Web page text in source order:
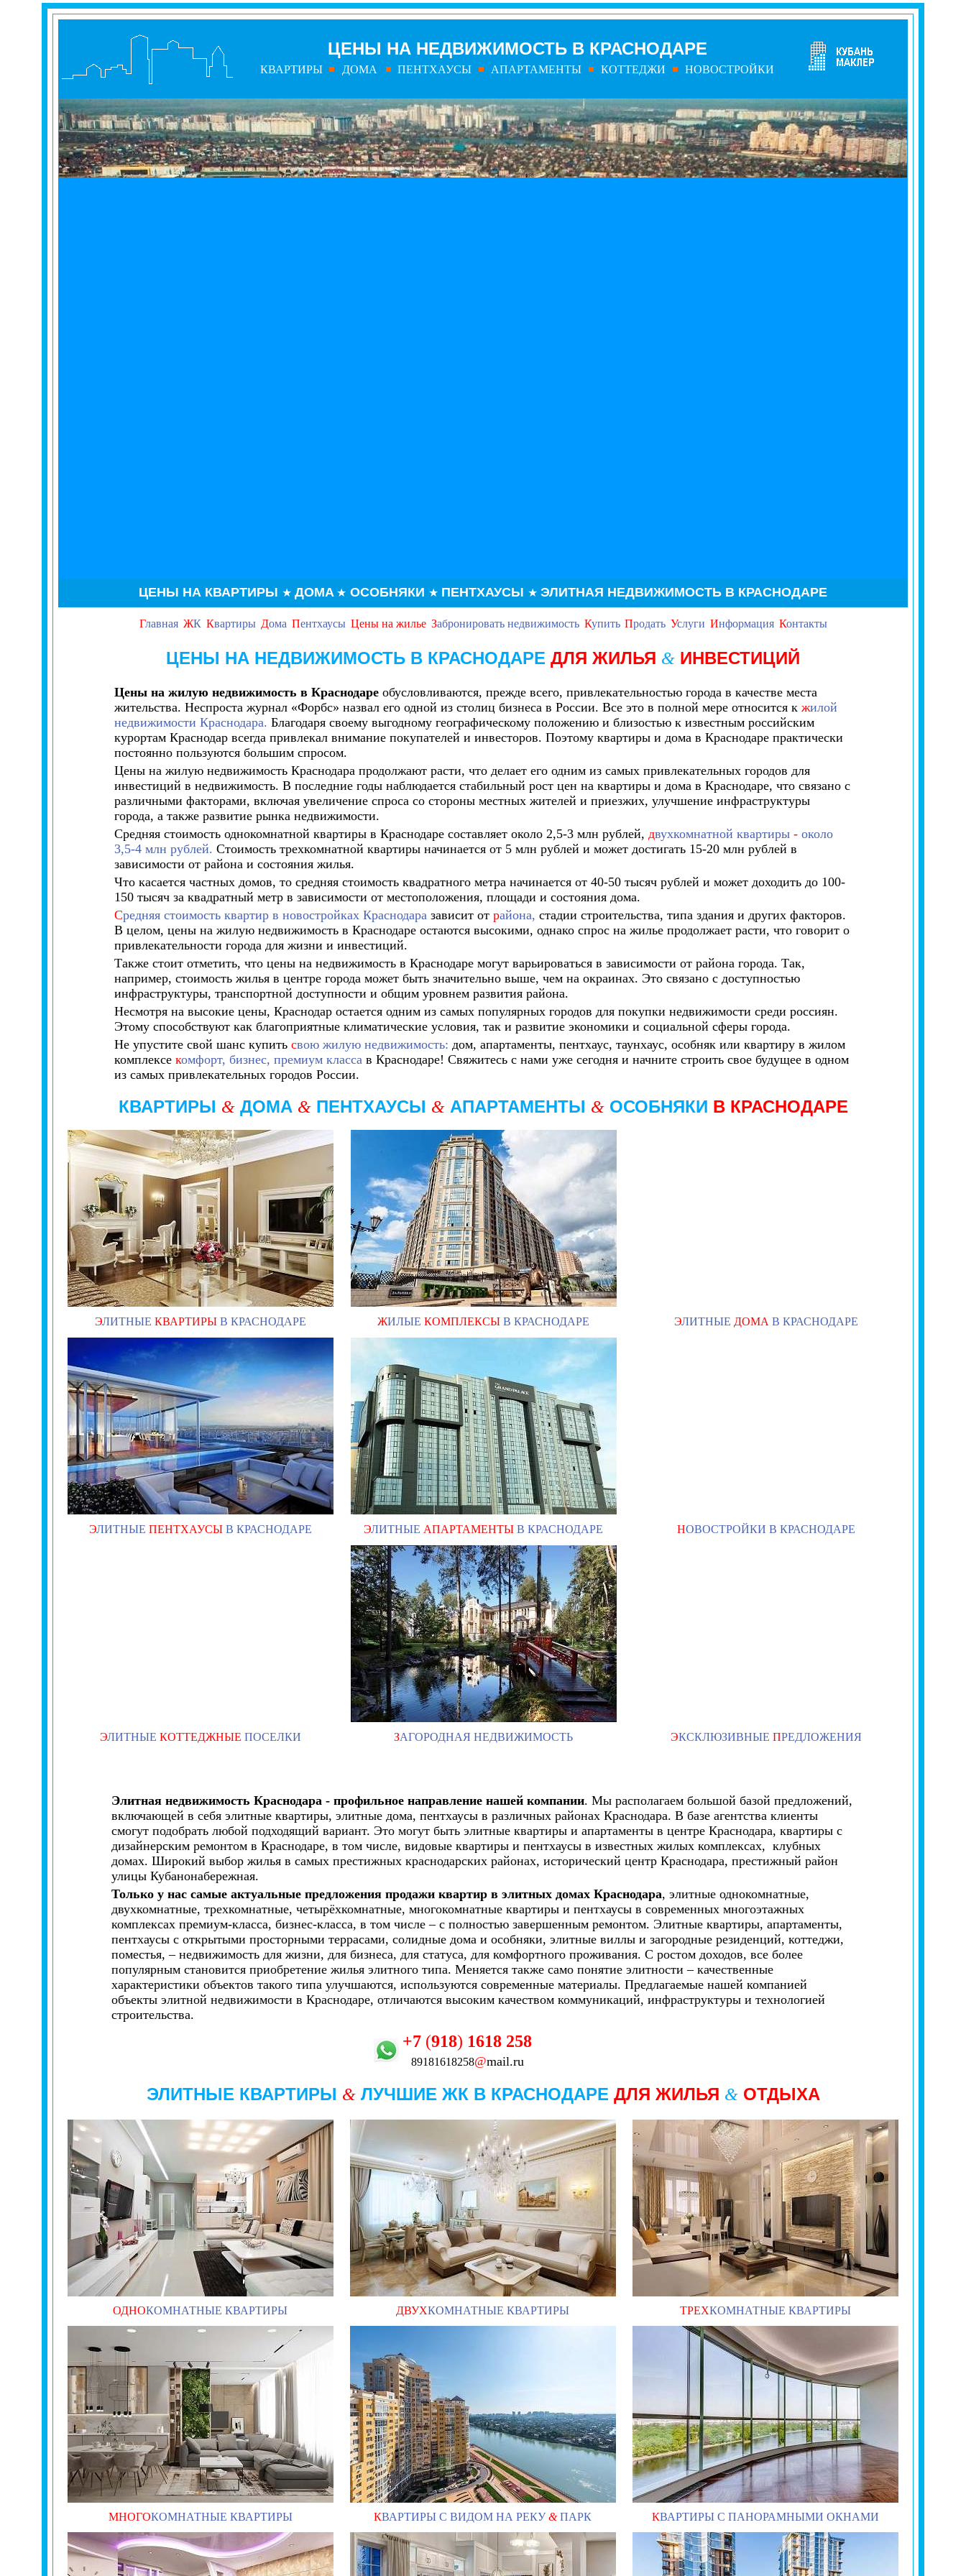
ЦЕНЫ НА НЕДВИЖИМОСТЬ В КРАСНОДАРЕ
КВАРТИРЫ ДОМА ПЕНТХАУСЫ АПАРТАМЕНТЫ КОТТЕДЖИ НОВОСТРОЙКИ
ЦЕНЫ НА КВАРТИРЫ ★ ДОМА ★ ОСОБНЯКИ ★ ПЕНТХАУСЫ ★ ЭЛИТНАЯ НЕДВИЖИМОСТЬ В КРАСНОДАРЕ
Главная ЖК Квартиры Дома Пентхаусы Цены на жилье Забронировать недвижимость Купить Продать Услуги Информация Контакты
ЦЕНЫ НА НЕДВИЖИМОСТЬ В КРАСНОДАРЕ ДЛЯ ЖИЛЬЯ & ИНВЕСТИЦИЙ
Цены на жилую недвижимость в Краснодареобусловливаются, прежде всего, привлекательностью города в качестве места
жительства. Неспроста журнал «Форбс» назвал его одной из столиц бизнеса в России. Все это в полной мере относится к жилой
недвижимости Краснодара. Благодаря своему выгодному географическому положению и близостью к известным российским
курортам Краснодар всегда привлекал внимание покупателей и инвесторов. Поэтому квартиры и дома в Краснодаре практически
постоянно пользуются большим спросом.
Цены на жилую недвижимость Краснодара продолжают расти, что делает его одним из самых привлекательных городов для
инвестиций в недвижимость. В последние годы наблюдается стабильный рост цен на квартиры и дома в Краснодаре, что связано с
различными факторами, включая увеличение спроса со стороны местных жителей и приезжих, улучшение инфраструктуры
города, а также развитие рынка недвижимости.
Средняя стоимость однокомнатной квартиры в Краснодаре составляет около 2,5-3 млн рублей, двухкомнатной квартиры -около
3,5-4 млн рублей. Стоимость трехкомнатной квартиры начинается от 5 млн рублей и может достигать 15-20 млн рублей в
зависимости от района и состояния жилья.
Что касается частных домов, то средняя стоимость квадратного метра начинается от 40-50 тысяч рублей и может доходить до 100-
150 тысяч за квадратный метр в зависимости от местоположения, площади и состояния дома.
Средняя стоимость квартир в новостройках Краснодаразависит от района, стадии строительства, типа здания и других факторов.
В целом, цены на жилую недвижимость в Краснодаре остаются высокими, однако спрос на жилье продолжает расти, что говорит о
привлекательности города для жизни и инвестиций.
Также стоит отметить, что цены на недвижимость в Краснодаре могут варьироваться в зависимости от района города. Так,
например, стоимость жилья в центре города может быть значительно выше, чем на окраинах. Это связано с доступностью
инфраструктуры, транспортной доступности и общим уровнем развития района.
Несмотря на высокие цены, Краснодар остается одним из самых популярных городов для покупки недвижимости среди россиян.
Этому способствуют как благоприятные климатические условия, так и развитие экономики и социальной сферы города.
Не упустите свой шанс купить свою жилую недвижимость: дом, апартаменты, пентхаус, таунхаус, особняк или квартиру в жилом
комплексе комфорт, бизнес, премиум класса в Краснодаре! Свяжитесь с нами уже сегодня и начните строить свое будущее в одном
из самых привлекательных городов России.
КВАРТИРЫ &ДОМА &ПЕНТХАУСЫ &АПАРТАМЕНТЫ &ОСОБНЯКИ В КРАСНОДАРЕ
ЭЛИТНЫЕ КВАРТИРЫ В КРАСНОДАРЕ ЖИЛЫЕ КОМПЛЕКСЫ В КРАСНОДАРЕ ЭЛИТНЫЕ ДОМА В КРАСНОДАРЕ
ЭЛИТНЫЕ ПЕНТХАУСЫ В КРАСНОДАРЕ ЭЛИТНЫЕ АПАРТАМЕНТЫ В КРАСНОДАРЕ НОВОСТРОЙКИ В КРАСНОДАРЕ
ЭЛИТНЫЕ КОТТЕДЖНЫЕ ПОСЕЛКИ ЗАГОРОДНАЯ НЕДВИЖИМОСТЬ ЭКСКЛЮЗИВНЫЕ ПРЕДЛОЖЕНИЯ
Элитная недвижимость Краснодара - профильное направление нашей компании. Мы располагаем большой базой предложений,
включающей в себя элитные квартиры, элитные дома, пентхаусы в различных районах Краснодара. В базе агентства клиенты
смогут подобрать любой подходящий вариант. Это могут быть элитные квартиры и апартаменты в центре Краснодара, квартиры с
дизайнерским ремонтом в Краснодаре, в том числе, видовые квартиры и пентхаусы в известных жилых комплексах, клубных
домах. Широкий выбор жилья в самых престижных краснодарских районах, исторический центр Краснодара, престижный район
улицы Кубанонабережная.
Только у нас самые актуальные предложения продажи квартир в элитных домах Краснодара, элитные однокомнатные,
двухкомнатные, трехкомнатные, четырёхкомнатные, многокомнатные квартиры и пентхаусы в современных многоэтажных
комплексах премиум-класса, бизнес-класса, в том числе – с полностью завершенным ремонтом. Элитные квартиры, апартаменты,
пентхаусы с открытыми просторными террасами, солидные дома и особняки, элитные виллы и загородные резиденций, коттеджи,
поместья, – недвижимость для жизни, для бизнеса, для статуса, для комфортного проживания. С ростом доходов, все более
популярным становится приобретение жилья элитного типа. Меняется также само понятие элитности – качественные
характеристики объектов такого типа улучшаются, используются современные материалы. Предлагаемые нашей компанией
объекты элитной недвижимости в Краснодаре, отличаются высоким качеством коммуникаций, инфраструктуры и технологией
строительства.
+7 (918) 1618 258
89181618258@mail.ru
ЭЛИТНЫЕ КВАРТИРЫ &ЛУЧШИЕ ЖК В КРАСНОДАРЕ ДЛЯ ЖИЛЬЯ &ОТДЫХА
ОДНОКОМНАТНЫЕ КВАРТИРЫ ДВУХКОМНАТНЫЕ КВАРТИРЫ ТРЕХКОМНАТНЫЕ КВАРТИРЫ
МНОГОКОМНАТНЫЕ КВАРТИРЫ КВАРТИРЫ С ВИДОМ НА РЕКУ&ПАРК КВАРТИРЫ С ПАНОРАМНЫМИ ОКНАМИ